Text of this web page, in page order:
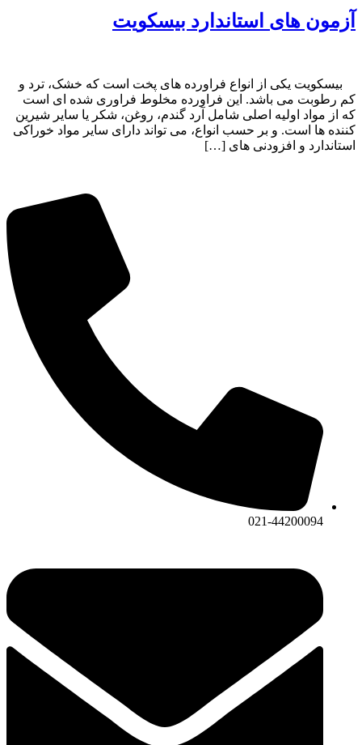
آزمون های استاندارد بیسکویت
بیسکویت یکی از انواع فراورده های پخت است که خشک، ترد و
کم رطوبت می باشد. این فراورده مخلوط فراوری شده ای است
که از مواد اولیه اصلی شامل آرد گندم، روغن، شکر یا سایر شیرین
کننده ها است. و بر حسب انواع، می تواند دارای سایر مواد خوراکی
استاندارد و افزودنی های […]
021-44200094